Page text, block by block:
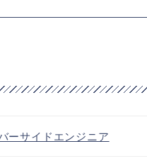
ーサイドエンジニア